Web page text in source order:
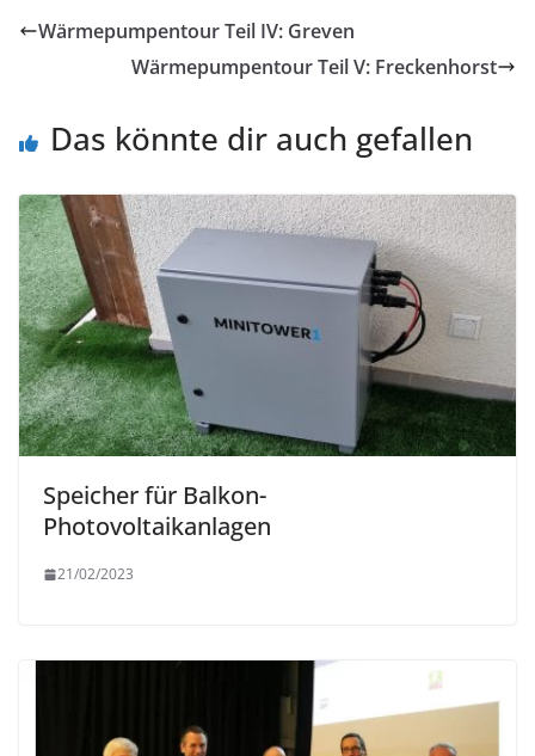
Wärmepumpentour Teil IV: Greven
Wärmepumpentour Teil V: Freckenhorst
Das könnte dir auch gefallen
Speicher für Balkon-
Photovoltaikanlagen
21/02/2023